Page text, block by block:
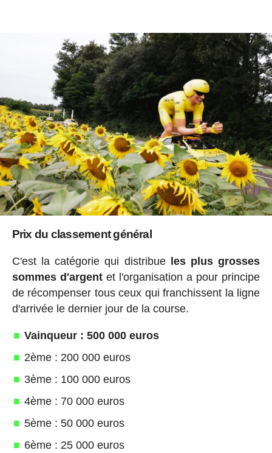
Prix du classement général
C'est la catégorie qui distribue
les plus grosses
sommes d'argentet l'organisation a pour principe
de récompenser tous ceux qui franchissent la ligne
d'arrivée le dernier jour de la course.
Vainqueur : 500 000 euros
2ème : 200 000 euros
3ème : 100 000 euros
4ème : 70 000 euros
5ème : 50 000 euros
6ème : 25 000 euros